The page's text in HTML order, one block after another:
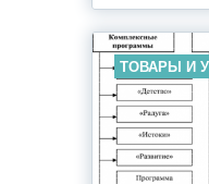
ТОВАРЫ И